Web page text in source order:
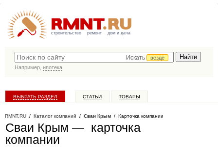
строительство ремонт дом и дача
Искать
везде
Например, ипотека
ВЫБРАТЬ РАЗДЕЛ СТАТЬИ ТОВАРЫ
RMNT.RU / Каталог компаний / Сваи Крым / Карточка компании
Сваи Крым — карточка
компании